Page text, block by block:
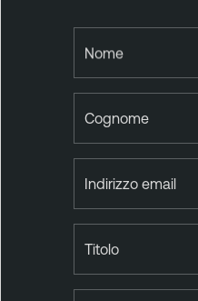
Nome
Cognome
Indirizzo email
Titolo